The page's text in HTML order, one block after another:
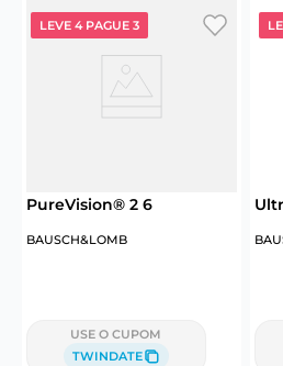
LEVE 4 PAGUE 3
PureVision® 2 6
BAUSCH&LOMB
USE O CUPOM
TWINDATE